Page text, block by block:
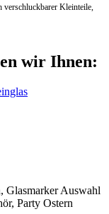
verschluckbarer Kleinteile,
wir Ihnen: